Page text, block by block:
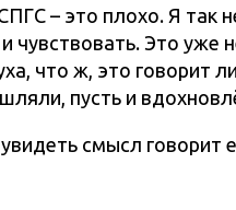
– это плохо. Я
чувствовать. Это уже
что ж, это говорит
пусть и
смысл говорит